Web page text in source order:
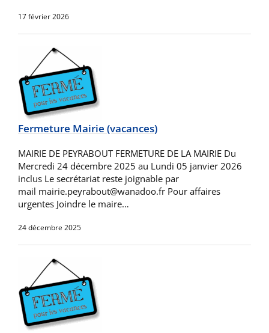
17 février 2026
Fermeture Mairie (vacances)
MAIRIE DE PEYRABOUT FERMETURE DE LA MAIRIE Du
Mercredi 24 décembre 2025 au Lundi 05 janvier 2026
inclus Le secrétariat reste joignable par
mail mairie.peyrabout@wanadoo.fr Pour affaires
urgentes Joindre le maire…
24 décembre 2025